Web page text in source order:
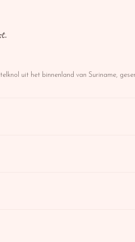
uit het binnenland van Suriname,